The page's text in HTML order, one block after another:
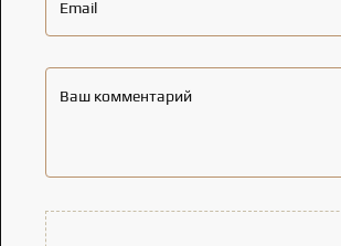
Email
Ваш комментарий